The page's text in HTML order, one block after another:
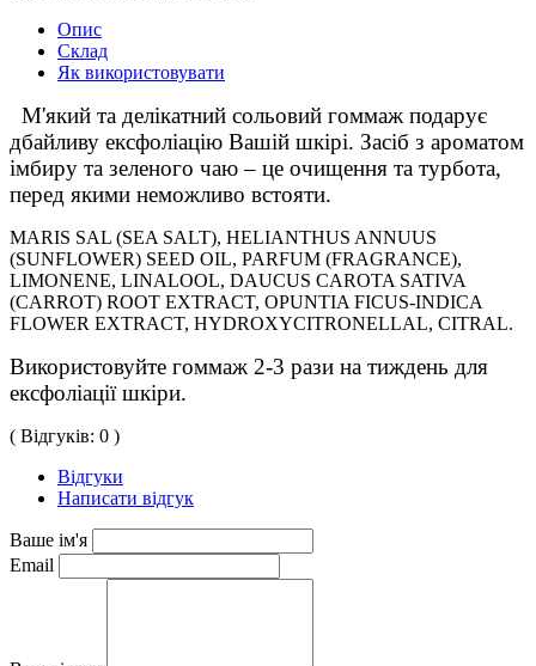
Опис
Склад
Як використовувати
дбайливу ексфоліацію Вашій шкірі. Засіб з ароматом
імбиру та зеленого чаю – це очищення та турбота,
перед якими неможливо встояти.
MARIS SAL (SEA SALT), HELIANTHUS ANNUUS
(SUNFLOWER) SEED OIL, PARFUM (FRAGRANCE),
LIMONENE, LINALOOL, DAUCUS CAROTA SATIVA
(CARROT) ROOT EXTRACT, OPUNTIA FICUS-INDICA
FLOWER EXTRACT, HYDROXYCITRONELLAL, CITRAL.
Використовуйте гоммаж 2-3 рази на тиждень для
ексфоліації шкіри.
( Відгуків: 0 )
Відгуки
Написати відгук
Ваше ім'я
Email